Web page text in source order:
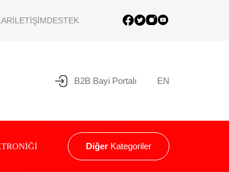
İLETİŞİMDESTEK
B2B Bayi Portalı EN
Diğer Kategoriler